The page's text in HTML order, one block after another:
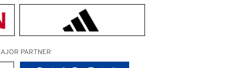
PARTNER